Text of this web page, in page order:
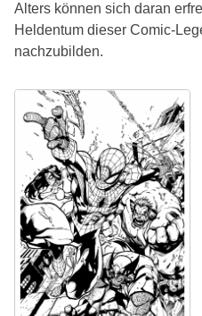
Alters können sich daran
Heldentum dieser Comic-
nachzubilden.